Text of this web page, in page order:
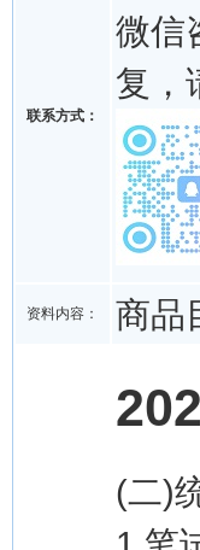
联系方式：
微信
复，
资料内容： 商品
(二)